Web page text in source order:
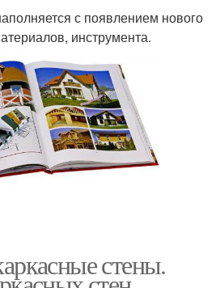
с появлением нового
инструмента.
стены.